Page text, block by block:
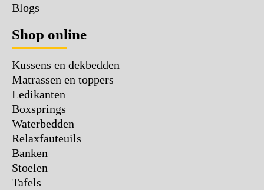
Blogs
Shop online
Kussens en dekbedden
Matrassen en toppers
Ledikanten
Boxsprings
Waterbedden
Relaxfauteuils
Banken
Stoelen
Tafels